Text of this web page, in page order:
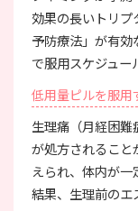
効果の長いトリ
予防療法」が有効
で服用スケジュー
低用量ピルを服用
生理痛（月経困
が処方されること
えられ、体内が
結果、生理前のエ